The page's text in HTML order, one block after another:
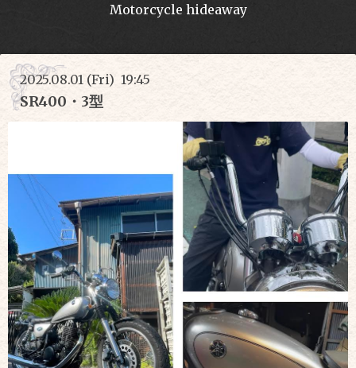
Motorcycle hideaway
2025.08.01 (Fri) 19:45
SR400・3型